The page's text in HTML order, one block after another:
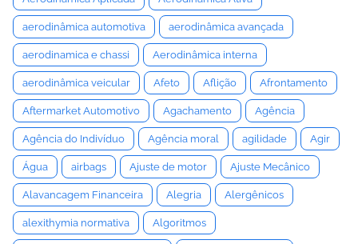
aerodinâmica automotiva aerodinâmica avançada
aerodinamica e chassi Aerodinâmica interna
aerodinâmica veicular Afeto Aflição Afrontamento
Aftermarket Automotivo Agachamento Agência
Agência do Indivíduo Agência moral agilidade Agir
Água airbags Ajuste de motor Ajuste Mecânico
Alavancagem Financeira Alegria Alergênicos
alexithymia normativa Algoritmos